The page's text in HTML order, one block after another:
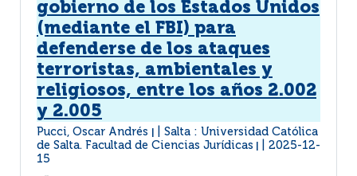
gobierno de los Estados Unidos
(mediante el FBI) para
defenderse de los ataques
terroristas, ambientales y
religiosos, entre los años 2.002
y 2.005
Pucci, Oscar Andrés
Salta : Universidad Católica
de Salta. Facultad de Ciencias Jurídicas
2025-12-
15